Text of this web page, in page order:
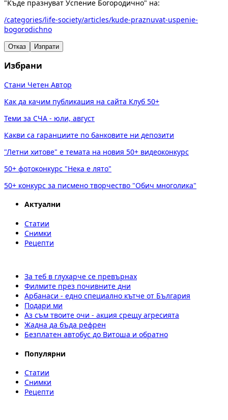
"Къде празнуват Успение Богородично" на:
/categories/life-society/articles/kude-praznuvat-uspenie-
bogorodichno
Отказ Изпрати
Избрани
Стани Четен Автор
Как да качим публикация на сайта Клуб 50+
Теми за СЧА - юли, август
Какви са гаранциите по банковите ни депозити
"Летни хитове" е темата на новия 50+ видеоконкурс
50+ фотоконкурс "Нека е лято"
50+ конкурс за писмено творчество "Обич многолика"
Актуални
Статии
Снимки
Рецепти
За теб в глухарче се превърнах
Филмите през почивните дни
Арбанаси - едно специално кътче от България
Подари ми
Аз съм твоите очи - акция срещу агресията
Жадна да бъда рефрен
Безплатен автобус до Витоша и обратно
Популярни
Статии
Снимки
Рецепти